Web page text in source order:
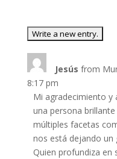
Jesús from
8:17 pm
Mi agradecimiento y
una persona
múltiples facetas
nos está dejando un
Quien profundiza en